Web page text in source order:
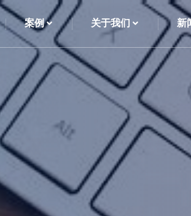
案例 关于我们 新